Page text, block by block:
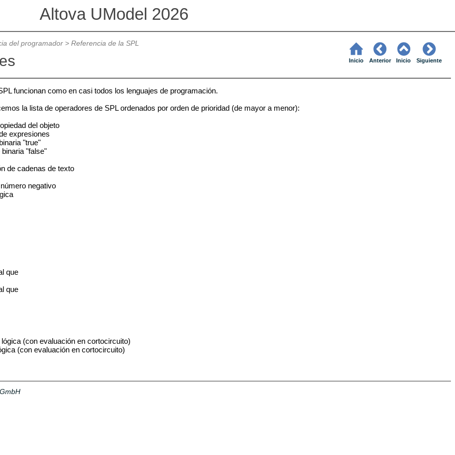
Altova UModel 2026
del programador> Referencia de la SPL
Inicio Anterior Inicio Siguiente
funcionan como en casi todos los lenguajes de programación.
la lista de operadores de SPL ordenados por orden de prioridad (de mayor a menor):
del objeto
expresiones
"true"
"false"
cadenas de texto
negativo
que
que
(con evaluación en cortocircuito)
(con evaluación en cortocircuito)